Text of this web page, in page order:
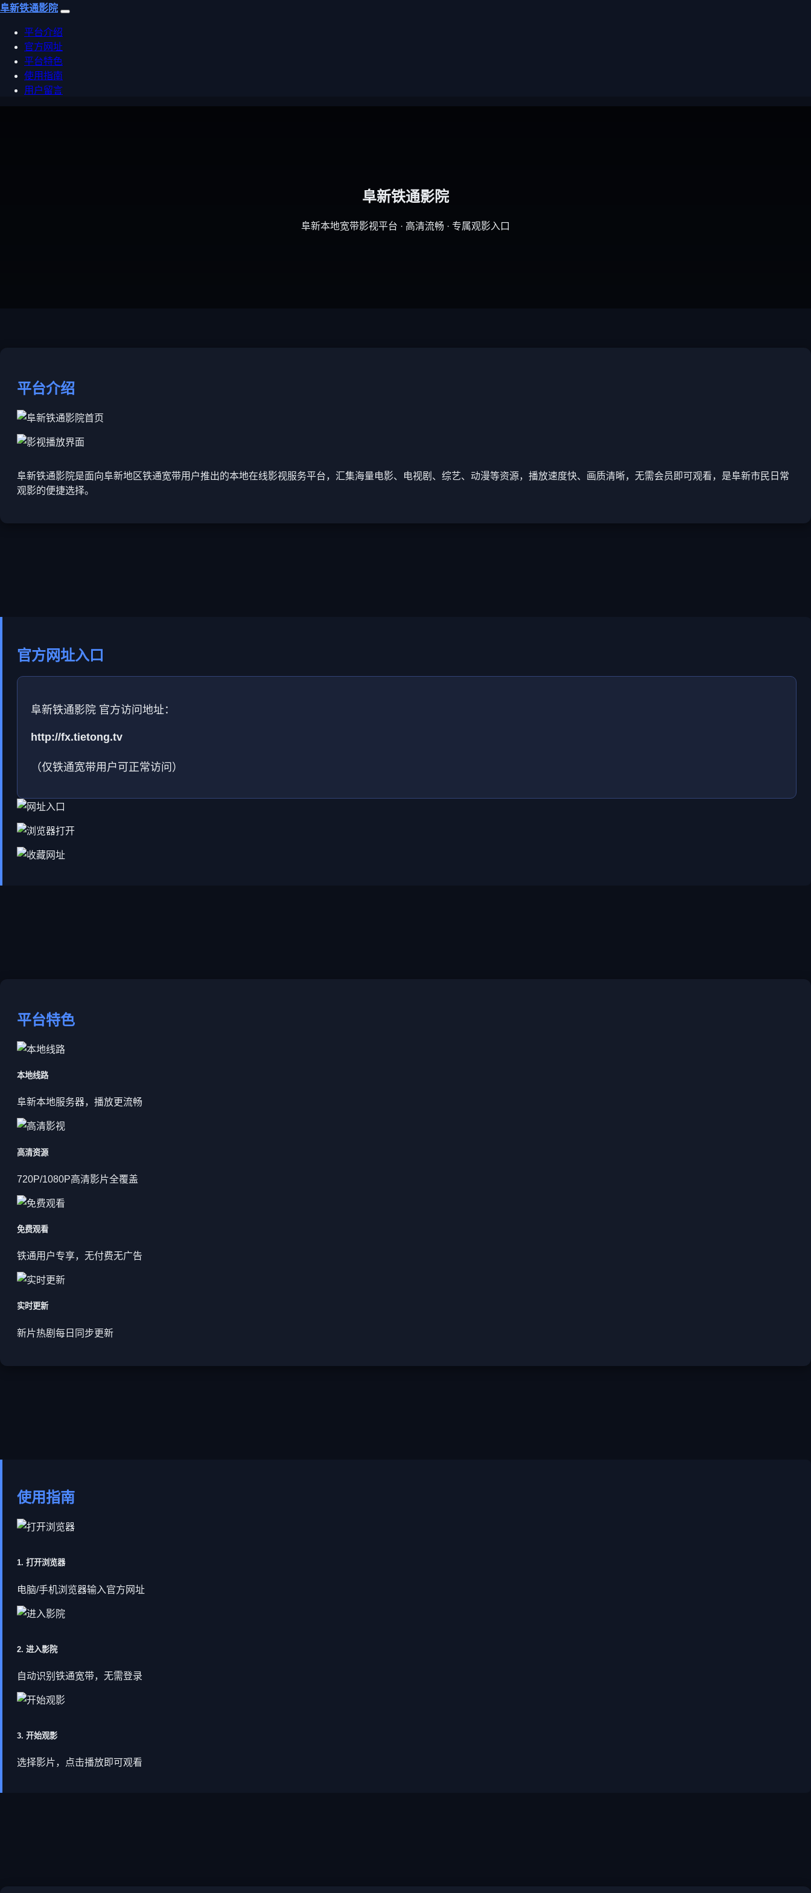
阜新铁通影院
平台介绍
官方网址
平台特色
使用指南
用户留言
阜新铁通影院
阜新本地宽带影视平台 · 高清流畅 · 专属观影入口
平台介绍
阜新铁通影院是面向阜新地区铁通宽带用户推出的本地在线影视服务平台，汇集海量电影、电视剧、综艺、动漫等资源，播放速度快、画质清晰，无需会员即可观看，是阜新市民日常
观影的便捷选择。
官方网址入口
阜新铁通影院 官方访问地址：
http://fx.tietong.tv
（仅铁通宽带用户可正常访问）
平台特色
本地线路
阜新本地服务器，播放更流畅
高清资源
720P/1080P高清影片全覆盖
免费观看
铁通用户专享，无付费无广告
实时更新
新片热剧每日同步更新
使用指南
1. 打开浏览器
电脑/手机浏览器输入官方网址
2. 进入影院
自动识别铁通宽带，无需登录
3. 开始观影
选择影片，点击播放即可观看